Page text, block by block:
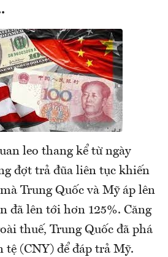
leo thang kể từ ngày
đợt trả đũa liên tục khiến
Trung Quốc và Mỹ áp lên
đã lên tới hơn 125%. Căng
thuế, Trung Quốc đã phá
tệ (CNY) để đáp trả Mỹ.